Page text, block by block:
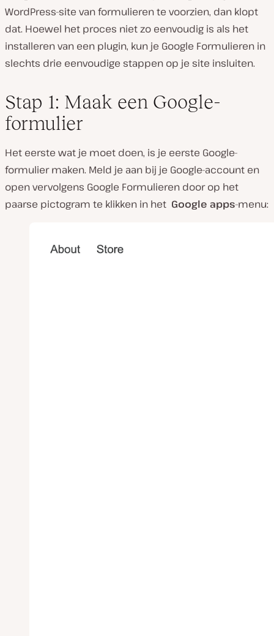
WordPress-site van formulieren te voorzien, dan klopt
dat. Hoewel het proces niet zo eenvoudig is als het
installeren van een plugin, kun je Google Formulieren in
slechts drie eenvoudige stappen op je site insluiten.
Stap 1: Maak een Google-
formulier
Het eerste wat je moet doen, is je eerste Google-
formulier maken. Meld je aan bij je Google-account en
open vervolgens Google Formulieren door op het
paarse pictogram te klikken in het Google apps-menu: